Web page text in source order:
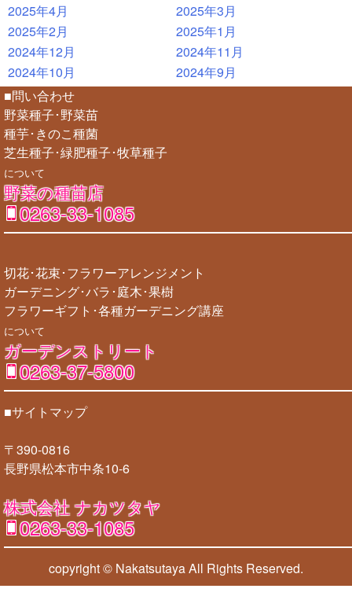
2025年4月
2025年3月
2025年2月
2025年1月
2024年12月
2024年11月
2024年10月
2024年9月
■問い合わせ
野菜種子･野菜苗
種芋･きのこ種菌
芝生種子･緑肥種子･牧草種子
について
野菜の種苗店
0263-33-1085
切花･花束･フラワーアレンジメント
ガーデニング･バラ･庭木･果樹
フラワーギフト･各種ガーデニング講座
について
ガーデンストリート
0263-37-5800
■サイトマップ
〒390-0816
長野県松本市中条10-6
株式会社 ナカツタヤ
0263-33-1085
copyright © NakatsutayaAll Rights Reserved.